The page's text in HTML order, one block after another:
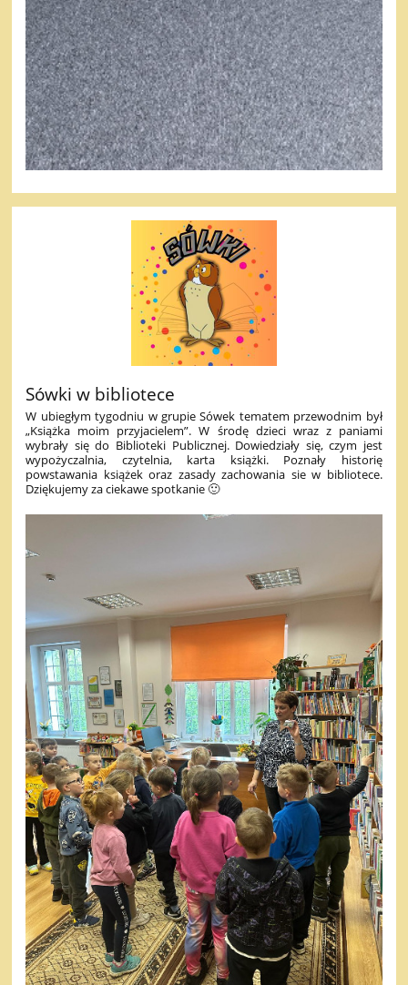
Sówki w bibliotece
W ubiegłym tygodniu w grupie Sówek tematem przewodnim był
„Książka moim przyjacielem”. W środę dzieci wraz z paniami
wybrały się do Biblioteki Publicznej. Dowiedziały się, czym jest
wypożyczalnia, czytelnia, karta książki. Poznały historię
powstawania książek oraz zasady zachowania sie w bibliotece.
Dziękujemy za ciekawe spotkanie 🙂